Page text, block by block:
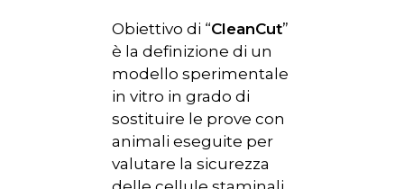
Obiettivo di “CleanCut”
è la definizione di un
modello sperimentale
in vitro in grado di
sostituire le prove con
animali eseguite per
valutare la sicurezza